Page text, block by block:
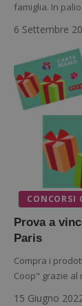
famiglia. In
6 Settembre
CONCORSI
Prova a
Paris
Compra i
Coop" grazie
15 Giugno